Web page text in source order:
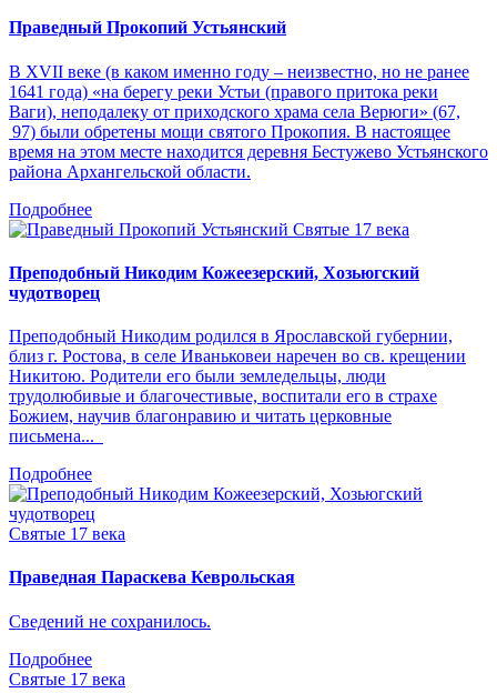
Праведный Прокопий Устьянский
В XVII веке (в каком именно году – неизвестно, но не ранее
1641 года) «на берегу реки Устьи (правого притока реки
Ваги), неподалеку от приходского храма села Верюги» (67,
97) были обретены мощи святого Прокопия. В настоящее
время на этом месте находится деревня Бестужево Устьянского
района Архангельской области.
Подробнее
Святые 17 века
Преподобный Никодим Кожеезерский, Хозьюгский
чудотворец
Преподобный Никодим родился в Ярославской губернии,
близ г. Ростова, в селе Иваньковеи наречен во св. крещении
Никитою. Родители его были земледельцы, люди
трудолюбивые и благочестивые, воспитали его в страхе
Божием, научив благонравию и читать церковные
письмена...
Подробнее
Святые 17 века
Праведная Параскева Кеврольская
Сведений не сохранилось.
Подробнее
Святые 17 века